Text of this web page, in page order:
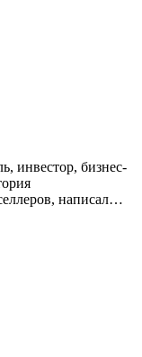
инвестор, бизнес-
написал…